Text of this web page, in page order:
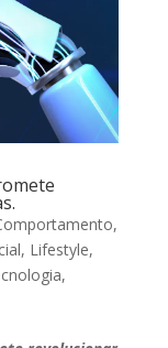
,
, Lifestyle,
,